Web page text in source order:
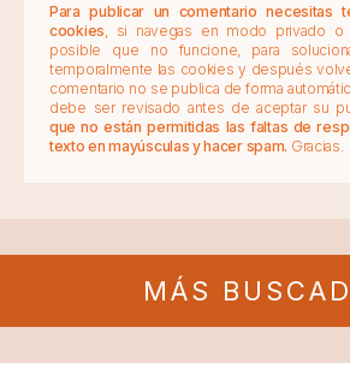
Para publicar un comentario necesitas
cookies , si navegas en modo privado
posible que no funcione, para
temporalmente las cookies y después
comentario no se publica de forma
debe ser revisado antes de aceptar su
que no están permitidas las faltas de
texto en mayúsculas y hacer spam. Gracias.
MÁS